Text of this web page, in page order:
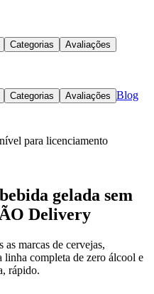
Categorias Avaliações
Categorias Avaliações Blog
para licenciamento
gelada sem
Delivery
marcas de cervejas,
linha completa de zero álcool e
rápido.